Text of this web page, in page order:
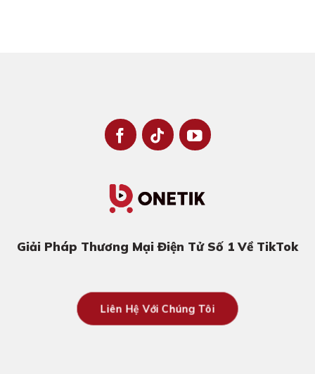
Giải Pháp Thương Mại Điện Tử Số 1 Về TikTok
Liên Hệ Với Chúng Tôi